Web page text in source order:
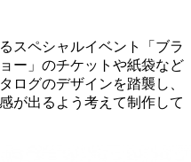
スペシャルイベント「ブラ
ー」のチケットや紙袋など
ログのデザインを踏襲し、
が出るよう考えて制作して